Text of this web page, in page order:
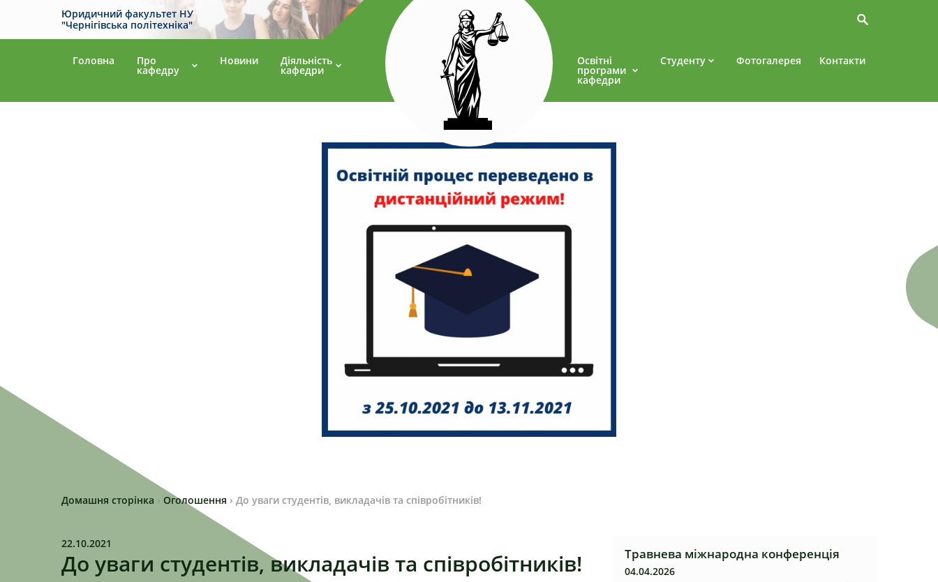
Юридичний факультет НУ
"Чернігівська політехніка"
Головна Про
кафедру
Новини Діяльність
кафедри
Освітні
програми
кафедри
Студенту Фотогалерея Контакти
Домашня сторінка › Оголошення › До уваги студентів, викладачів та співробітників!
22.10.2021
До уваги студентів, викладачів та співробітників! Травнева міжнародна конференція
04.04.2026